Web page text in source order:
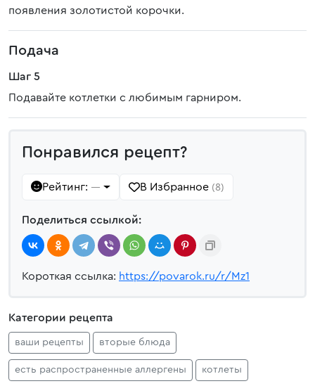
появления золотистой корочки.
Подача
Шаг 5
Подавайте котлетки с любимым гарниром.
Понравился рецепт?
Рейтинг: — В Избранное (8)
Поделиться ссылкой:
Короткая ссылка: https://povarok.ru/r/Mz1
Категории рецепта
ваши рецепты вторые блюда
есть распространенные аллергены котлеты